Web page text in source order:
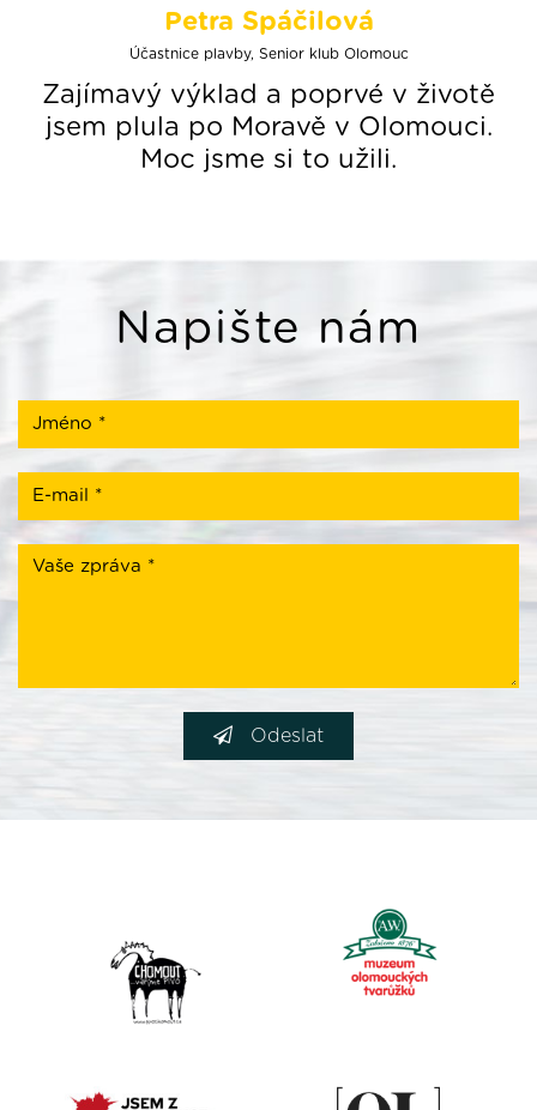
Petra Spáčilová
Účastnice plavby, Senior klub Olomouc
Zajímavý výklad a poprvé v životě
jsem plula po Moravě v Olomouci.
Moc jsme si to užili.
Napište nám
Odeslat